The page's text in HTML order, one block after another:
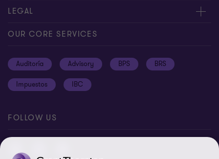
Contáctenos
Acerca de nosotros
Síntesis informativa
Ética y Manual de Gestión de Calidad
LEGAL
Política de privacidad
Disclaimer
Preferencias de cookies
OUR CORE SERVICES
Auditoría Advisory BPS BRS
Impuestos IBC
FOLLOW US